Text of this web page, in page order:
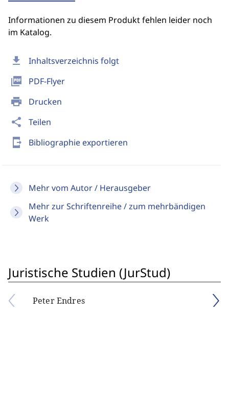
download Inhaltsverzeichnis folgt
picture_as_pdf PDF-Flyer
print Drucken
share Teilen
send_to_mobile Bibliographie exportieren
Mehr vom Autor / Herausgeber
Mehr zur Schriftenreihe / zum mehrbändigen
Werk
Informationen zu diesem Produkt fehlen leider noch
im Katalog.
Juristische Studien (JurStud)
Peter Endres